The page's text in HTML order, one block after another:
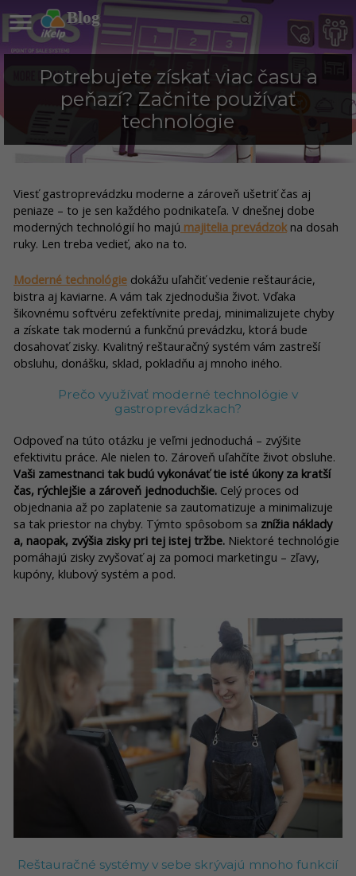
Blog

Potrebujete získať viac času a
peňazí? Začnite používať
technológie
Viesť gastroprevádzku moderne a zároveň ušetriť čas aj
peniaze – to je sen každého podnikateľa. V dnešnej dobe
moderných technológií ho majú majitelia prevádzokna dosah
ruky. Len treba vedieť, ako na to.
Moderné technológie dokážu uľahčiť vedenie reštaurácie,
bistra aj kaviarne. A vám tak zjednodušia život. Vďaka
šikovnému softvéru zefektívnite predaj, minimalizujete chyby
a získate tak modernú a funkčnú prevádzku, ktorá bude
dosahovať zisky. Kvalitný reštauračný systém vám zastreší
obsluhu, donášku, sklad, pokladňu aj mnoho iného.
Prečo využívať moderné technológie v
gastroprevádzkach?
Odpoveď na túto otázku je veľmi jednoduchá – zvýšite
efektivitu práce. Ale nielen to. Zároveň uľahčíte život obsluhe.
Vaši zamestnanci tak budú vykonávať tie isté úkony za kratší
čas, rýchlejšie a zároveň jednoduchšie. Celý proces od
objednania až po zaplatenie sa zautomatizuje a minimalizuje
sa tak priestor na chyby. Týmto spôsobom sa znížia náklady
a, naopak, zvýšia zisky pri tej istej tržbe. Niektoré technológie
pomáhajú zisky zvyšovať aj za pomoci marketingu – zľavy,
kupóny, klubový systém a pod.
Reštauračné systémy v sebe skrývajú mnoho funkcií